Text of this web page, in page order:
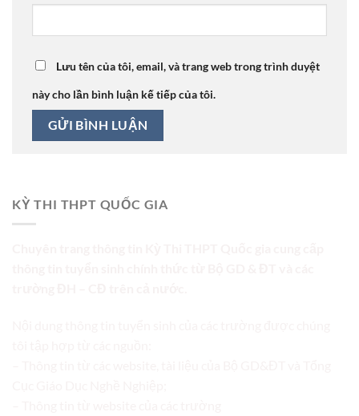
Lưu tên của tôi, email, và trang web trong trình duyệt
này cho lần bình luận kế tiếp của tôi.
KỲ THI THPT QUỐC GIA